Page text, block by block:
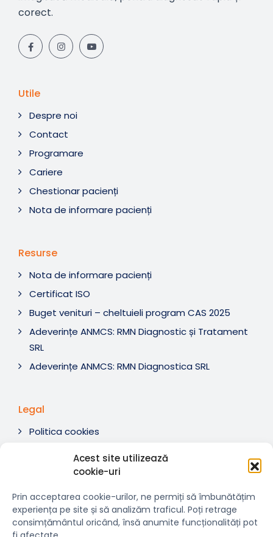
Acest site utilizează
cookie-uri
Prin acceptarea cookie-urilor, ne permiți să îmbunătățim
experiența pe site și să analizăm traficul. Poți retrage
consimțământul oricând, însă anumite funcționalități pot
corect.
Utile
Despre noi
Contact
Programare
Cariere
Chestionar pacienți
Nota de informare pacienți
Resurse
Nota de informare pacienți
Certificat ISO
Buget venituri – cheltuieli program CAS 2025
Adeverințe ANMCS: RMN Diagnostic și Tratament
SRL
Adeverințe ANMCS: RMN Diagnostica SRL
Legal
Politica cookies
Soluționare litigii